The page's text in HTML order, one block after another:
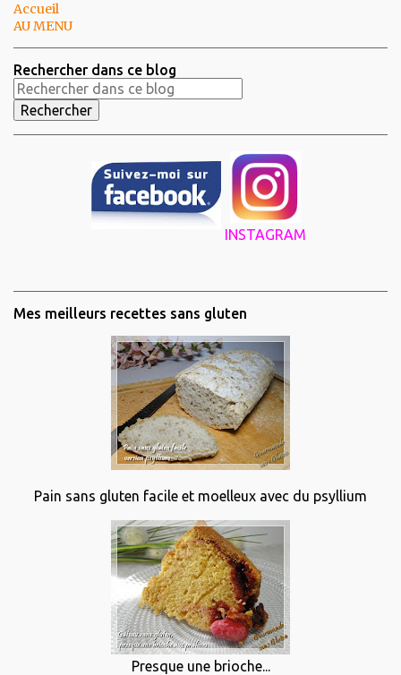
Accueil
AU MENU
Rechercher dans ce blog
INSTAGRAM
Mes meilleurs recettes sans gluten
Pain sans gluten facile et moelleux avec du psyllium
Presque une brioche...